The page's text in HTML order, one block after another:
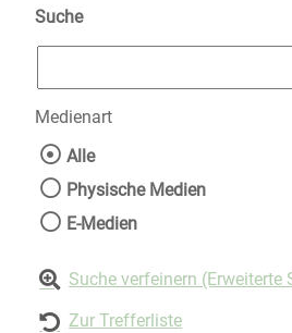
Suche
Medienart
Wählen Sie die
Alle
Physische Medien
E-Medien
Suche verfeinern (Erweiterte
Zur Trefferliste